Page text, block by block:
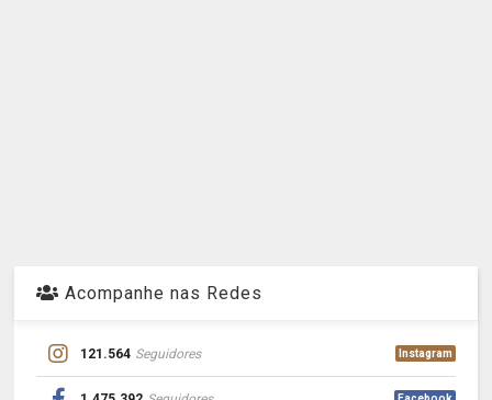
Acompanhe nas Redes
121.564 Seguidores Instagram